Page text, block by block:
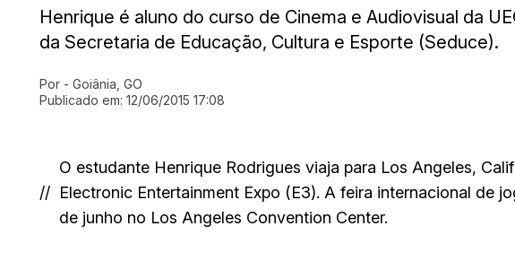
Henrique é aluno do curso de Cinema e Audiovisual da
da Secretaria de Educação, Cultura e Esporte (Seduce).
Ir direto pra matéria
Por - Goiânia, GO
Publicado em: 12/06/2015 17:08
//
O estudante Henrique Rodrigues viaja para Los Angeles,
Electronic Entertainment Expo (E3). A feira internacional de
de junho no Los Angeles Convention Center.